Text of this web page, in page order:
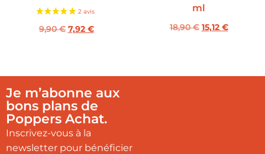
9,90€ 7,92 €
ml
18,90€ 15,12 €
Je m’abonne aux
bons plans de
Poppers Achat.
Inscrivez-vous à la
newsletter pour bénéficier